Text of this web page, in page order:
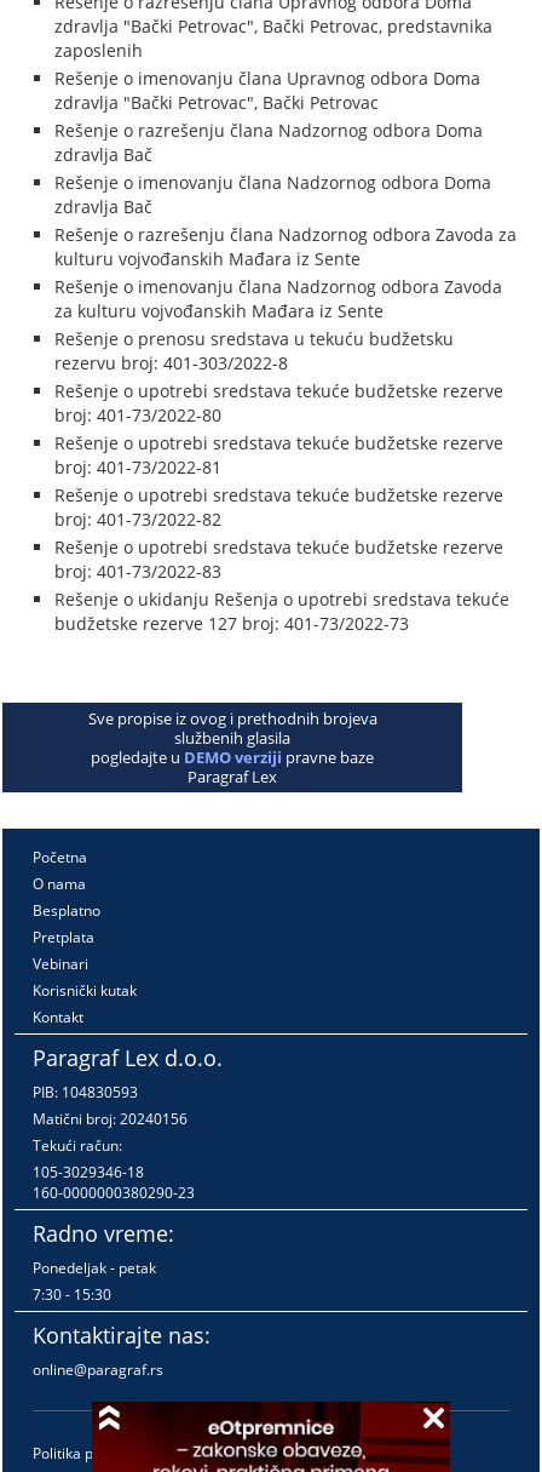
zdravlja "Bački Petrovac", Bački Petrovac, predstavnika
zaposlenih
Rešenje o imenovanju člana Upravnog odbora Doma
zdravlja "Bački Petrovac", Bački Petrovac
Rešenje o razrešenju člana Nadzornog odbora Doma
zdravlja Bač
Rešenje o imenovanju člana Nadzornog odbora Doma
zdravlja Bač
Rešenje o razrešenju člana Nadzornog odbora Zavoda za
kulturu vojvođanskih Mađara iz Sente
Rešenje o imenovanju člana Nadzornog odbora Zavoda
za kulturu vojvođanskih Mađara iz Sente
Rešenje o prenosu sredstava u tekuću budžetsku
rezervu broj: 401-303/2022-8
Rešenje o upotrebi sredstava tekuće budžetske rezerve
broj: 401-73/2022-80
Rešenje o upotrebi sredstava tekuće budžetske rezerve
broj: 401-73/2022-81
Rešenje o upotrebi sredstava tekuće budžetske rezerve
broj: 401-73/2022-82
Rešenje o upotrebi sredstava tekuće budžetske rezerve
broj: 401-73/2022-83
Rešenje o ukidanju Rešenja o upotrebi sredstava tekuće
budžetske rezerve 127 broj: 401-73/2022-73
Sve propise iz ovog i prethodnih brojeva
službenih glasila
pogledajte u DEMO verziji pravne baze
Paragraf Lex
Početna
O nama
Besplatno
Pretplata
Vebinari
Korisnički kutak
Kontakt
Paragraf Lex d.o.o.
PIB: 104830593
Matični broj: 20240156
Tekući račun:
105-3029346-18
160-0000000380290-23
Radno vreme:
Ponedeljak - petak
7:30 - 15:30
Kontaktirajte nas:
online@paragraf.rs
Politika privatnosti